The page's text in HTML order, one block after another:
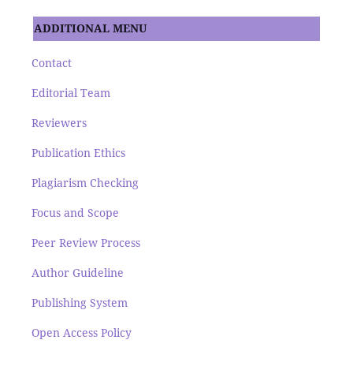
ADDITIONAL MENU
Contact
Editorial Team
Reviewers
Publication Ethics
Plagiarism Checking
Focus and Scope
Peer Review Process
Author Guideline
Publishing System
Open Access Policy